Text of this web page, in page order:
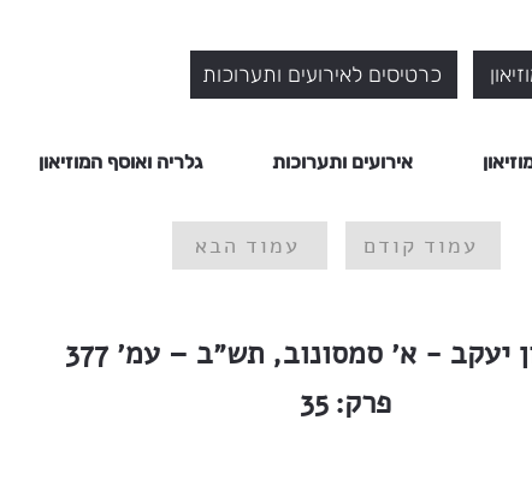
כרטיסים לאירועים ותערוכות
אירועים ותערוכות גלריה ואוסף המוזיאון
עמוד הבא עמוד קודם
יעקב - א׳ סמסונוב, תש״ב – עמ׳ 377
35 פרק: